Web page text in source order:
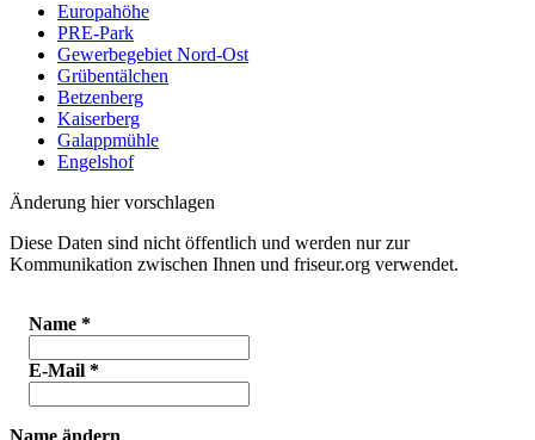
Europahöhe
PRE-Park
Gewerbegebiet Nord-Ost
Grübentälchen
Betzenberg
Kaiserberg
Galappmühle
Engelshof
Änderung hier vorschlagen
Diese Daten sind nicht öffentlich und werden nur zur
Kommunikation zwischen Ihnen und friseur.org verwendet.
Name *
E-Mail *